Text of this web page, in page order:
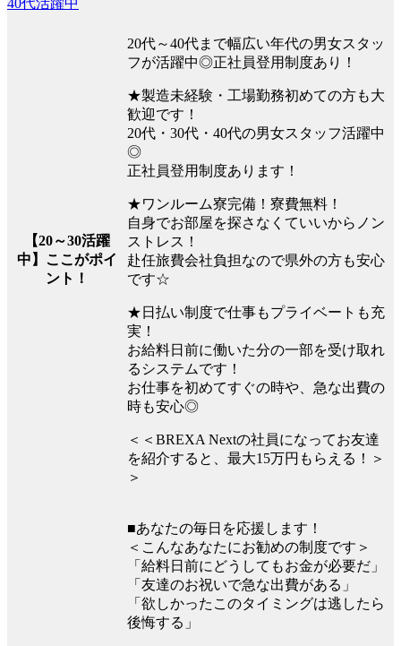
【20～30活躍
中】ここがポイ
ント！
20代～40代まで幅広い年代の男女スタッ
フが活躍中◎正社員登用制度あり！
★製造未経験・工場勤務初めての方も大
歓迎です！
20代・30代・40代の男女スタッフ活躍中
◎
正社員登用制度あります！
★ワンルーム寮完備！寮費無料！
自身でお部屋を探さなくていいからノン
ストレス！
赴任旅費会社負担なので県外の方も安心
です☆
★日払い制度で仕事もプライベートも充
実！
お給料日前に働いた分の一部を受け取れ
るシステムです！
お仕事を初めてすぐの時や、急な出費の
時も安心◎
＜＜BREXA Nextの社員になってお友達
を紹介すると、最大15万円もらえる！＞
＞
■あなたの毎日を応援します！
＜こんなあなたにお勧めの制度です＞
「給料日前にどうしてもお金が必要だ」
「友達のお祝いで急な出費がある」
「欲しかったこのタイミングは逃したら
後悔する」